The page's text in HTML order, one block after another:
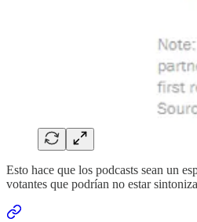
Esto hace que los podcasts sean un
votantes que podrían no estar